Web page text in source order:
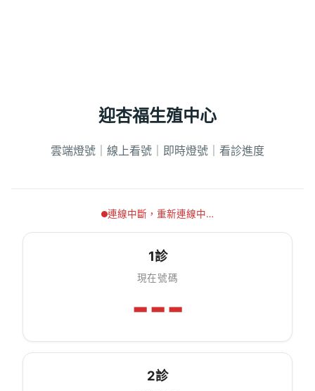
迎杏福生殖中心
雲端燈號｜線上看號｜即時燈號｜看診進度
連線中斷，重新連線中…
1診
現在號碼
---
2診